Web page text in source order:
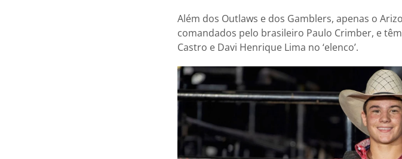
Além dos Outlaws e dos Gamblers, apenas o
comandados pelo brasileiro Paulo Crimber, e
Castro e Davi Henrique Lima no ‘elenco’.